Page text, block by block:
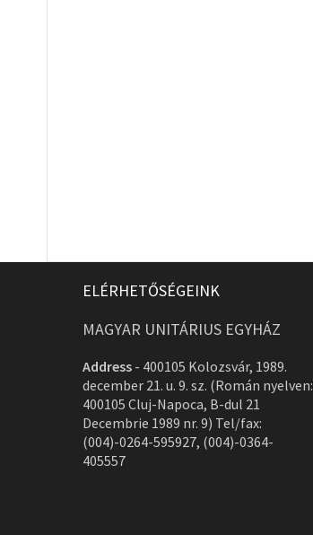
ELÉRHETŐSÉGEINK
MAGYAR UNITÁRIUS EGYHÁZ
Address - 400105 Kolozsvár, 1989.
december 21. u. 9. sz. (Román nyelven:
400105 Cluj-Napoca, B-dul 21
Decembrie 1989 nr. 9) Tel/fax:
(004)-0264-595927, (004)-0364-
405557